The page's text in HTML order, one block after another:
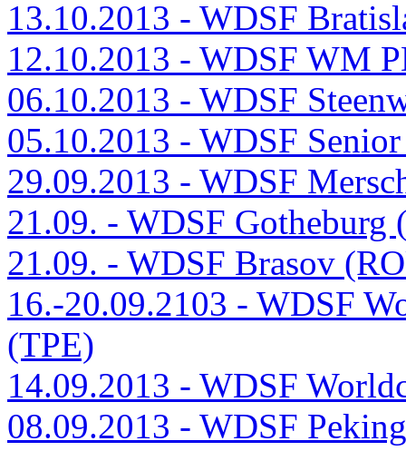
13.10.2013 - WDSF
12.10.2013 - WDSF WM
06.10.2013 - WDSF
05.10.2013 - WDSF
29.09.2013 - WDSF
21.09. - WDSF Gotheburg
21.09. - WDSF Brasov
16.-20.09.2103 - WDSF
(TPE)
14.09.2013 - WDSF
08.09.2013 - WDSF